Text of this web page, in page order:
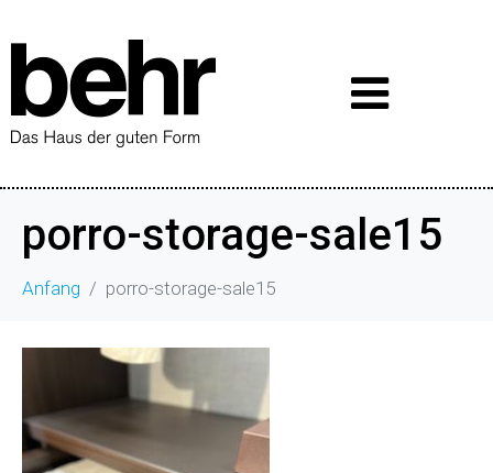
porro-storage-sale15
Anfang porro-storage-sale15